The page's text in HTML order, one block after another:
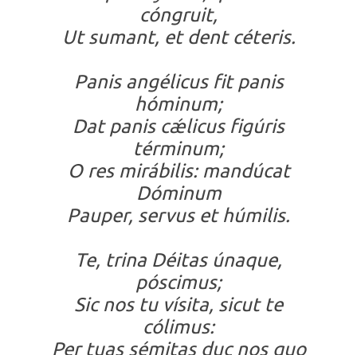
cóngruit,
Ut sumant, et dent céteris.
Panis angélicus fit panis
hóminum;
Dat panis cǽlicus figúris
términum;
O res mirábilis: mandúcat
Dóminum
Pauper, servus et húmilis.
Te, trina Déitas únaque,
póscimus;
Sic nos tu vísita, sicut te
cólimus:
Per tuas sémitas duc nos quo